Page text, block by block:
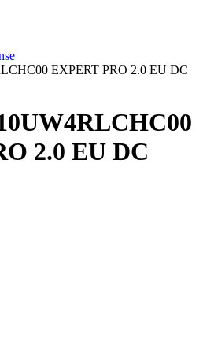
EXPERT PRO 2.0 EU DC
2.0 EU DC